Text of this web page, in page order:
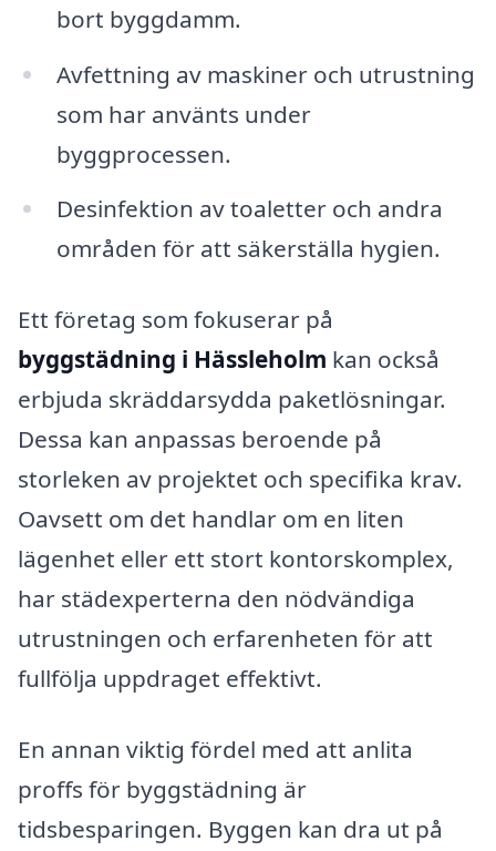
bort byggdamm.
Avfettning av maskiner och utrustning
som har använts under
byggprocessen.
Desinfektion av toaletter och andra
områden för att säkerställa hygien.
Ett företag som fokuserar på
byggstädning i Hässleholm kan också
erbjuda skräddarsydda paketlösningar.
Dessa kan anpassas beroende på
storleken av projektet och specifika krav.
Oavsett om det handlar om en liten
lägenhet eller ett stort kontorskomplex,
har städexperterna den nödvändiga
utrustningen och erfarenheten för att
fullfölja uppdraget effektivt.
En annan viktig fördel med att anlita
proffs för byggstädning är
tidsbesparingen. Byggen kan dra ut på